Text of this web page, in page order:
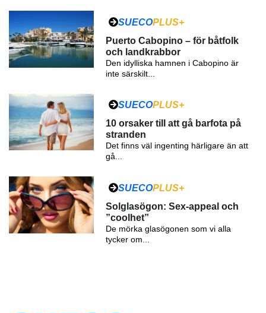
SUECOPLUS+
Puerto Cabopino – för båtfolk
och landkrabbor
Den idylliska hamnen i Cabopino är
inte särskilt...
SUECOPLUS+
10 orsaker till att gå barfota på
stranden
Det finns väl ingenting härligare än att
gå...
SUECOPLUS+
Solglasögon: Sex-appeal och
”coolhet”
De mörka glasögonen som vi alla
tycker om...